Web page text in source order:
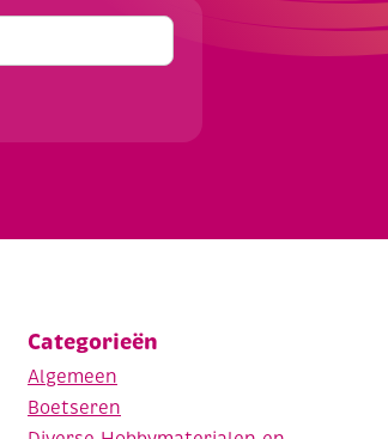
Categorieën
Algemeen
Boetseren